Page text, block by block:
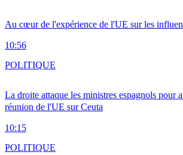
Au cœur de l'expérience de l'UE sur les
10:56
La droite attaque les ministres espagnols pour
réunion de l'UE sur Ceuta
10:15
POLITIQUE
POLITIQUE